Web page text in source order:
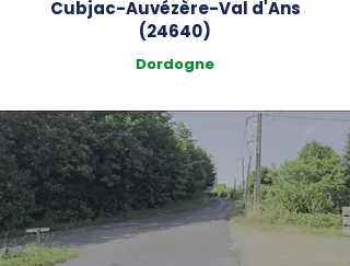
Cubjac-Auvézère-Val d'Ans
(24640)
Dordogne